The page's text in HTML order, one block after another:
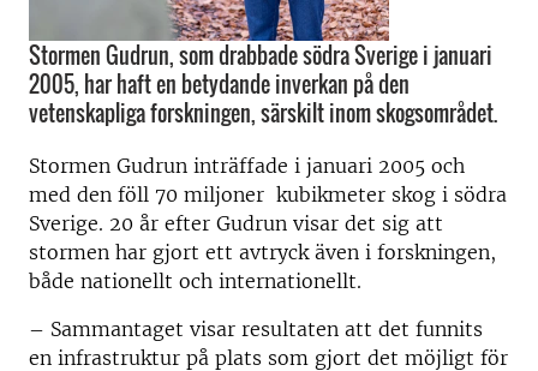
Stormen Gudrun, som drabbade södra Sverige i januari
2005, har haft en betydande inverkan på den
vetenskapliga forskningen, särskilt inom skogsområdet.
Stormen Gudrun inträffade i januari 2005 och
med den föll 70 miljoner kubikmeter skog i södra
Sverige. 20 år efter Gudrun visar det sig att
stormen har gjort ett avtryck även i forskningen,
både nationellt och internationellt.
– Sammantaget visar resultaten att det funnits
en infrastruktur på plats som gjort det möjligt för